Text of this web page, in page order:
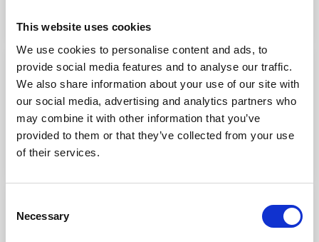
This website uses cookies
We use cookies to personalise content and ads, to
provide social media features and to analyse our traffic.
We also share information about your use of our site with
our social media, advertising and analytics partners who
may combine it with other information that you’ve
provided to them or that they’ve collected from your use
of their services.
Selection
Necessary
Coppa Primavela Kinder Joy of moving
2026
Leggi di più